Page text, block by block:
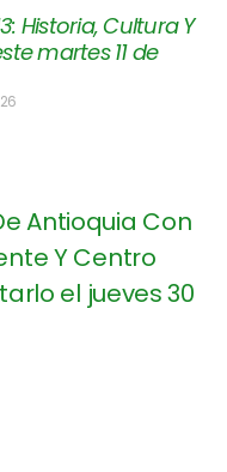
Historia, Cultura Y
martes 11 de